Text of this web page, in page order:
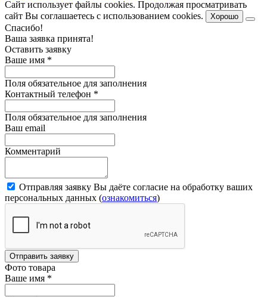
Сайт использует файлы cookies. Продолжая просматривать
сайт Вы соглашаетесь с использованием cookies.
Хорошо
Спасибо!
Ваша заявка принята!
Оставить заявку
Ваше имя *
Поля обязательное для заполнения
Контактный телефон *
Поля обязательное для заполнения
Ваш email
Комментарий
Отправляя заявку Вы даёте согласие на обработку ваших
персональных данных (ознакомиться)
Отправить заявку
Фото товара
Ваше имя *